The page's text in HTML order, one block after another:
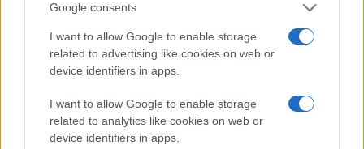
Google consents
I want to allow Google to enable storage
related to advertising like cookies on web or
device identifiers in apps.
I want to allow Google to enable storage
related to analytics like cookies on web or
device identifiers in apps.
επιθέσεις προέρχονται από botnet αποτελούμενο από
100.000 περίπου υπολογιστές και όχι από servers, τα
αίτια τους όμως δεν έχουν αποσαφηνιστεί για την
[via TheNextWeb